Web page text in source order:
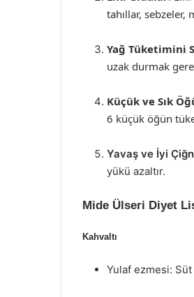
tahıllar, sebzeler,
Yağ Tüketimini
uzak durmak
Küçük ve Sık
6 küçük öğün
Yavaş ve İyi
yükü azaltır.
Mide Ülseri Diyet
Kahvaltı
Yulaf ezmesi: